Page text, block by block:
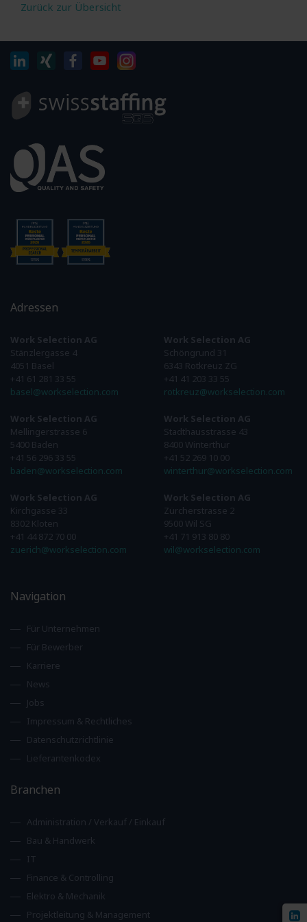
Zurück zur Übersicht
Adressen
Work Selection AG
Stänzlergasse 4
4051 Basel
+41 61 281 33 55
basel@workselection.com
Work Selection AG
Mellingerstrasse 6
5400 Baden
+41 56 296 33 55
baden@workselection.com
Work Selection AG
Kirchgasse 33
8302 Kloten
+41 44 872 70 00
zuerich@workselection.com
Work Selection AG
Schöngrund 31
6343 Rotkreuz ZG
+41 41 203 33 55
rotkreuz@workselection.com
Work Selection AG
Stadthausstrasse 43
8400 Winterthur
+41 52 269 10 00
winterthur@workselection.com
Work Selection AG
Zürcherstrasse 2
9500 Wil SG
+41 71 913 80 80
wil@workselection.com
Navigation
Für Unternehmen
Für Bewerber
Karriere
News
Jobs
Impressum & Rechtliches
Datenschutzrichtlinie
Lieferantenkodex
Branchen
Administration / Verkauf / Einkauf
Bau & Handwerk
IT
Finance & Controlling
Elektro & Mechanik
Projektleitung & Management